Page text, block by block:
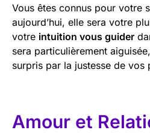
Vous êtes connus pour votre
aujourd’hui, elle sera votre
votre intuition vous guider
sera particulièrement
surpris par la justesse de vos
Amour et